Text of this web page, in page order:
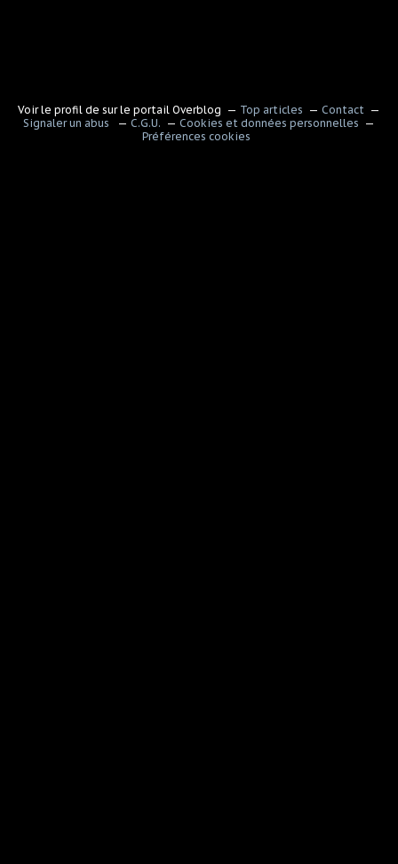
Voir le profil de sur le portail Overblog Top articles
Contact
Signaler un abus
C.G.U.
Cookies et données personnelles
Préférences cookies